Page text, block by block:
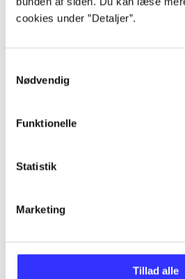
cookies under ”Detaljer”.
Nødvendig
Funktionelle
Statistik
Marketing
Tillad alle
...
Mumi kollektionkasse